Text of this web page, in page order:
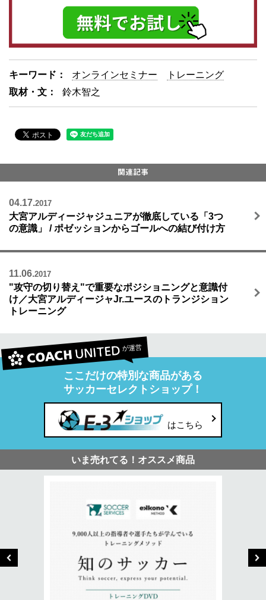
キーワード： オンラインセミナー
トレーニング
取材・文：
鈴木智之
04.17.2017
大宮アルディージャジュニアが徹底している「3つ
の意識」 / ポゼッションからゴールへの結び付け方
11.06.2017
"攻守の切り替え"で重要なポジショニングと意識付
け／大宮アルディージャJr.ユースのトランジション
トレーニング
が運営
ここだけの特別な商品がある
サッカーセレクトショップ！
はこちら
いま売れてる！オススメ商品